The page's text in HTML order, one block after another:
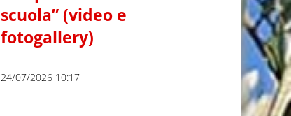
scuola” (video e
fotogallery)
24/07/2026 10:17